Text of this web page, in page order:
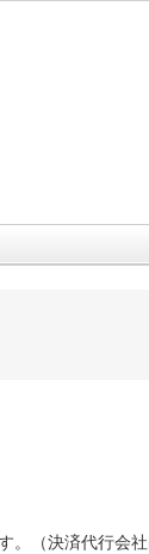
。（決済代行会